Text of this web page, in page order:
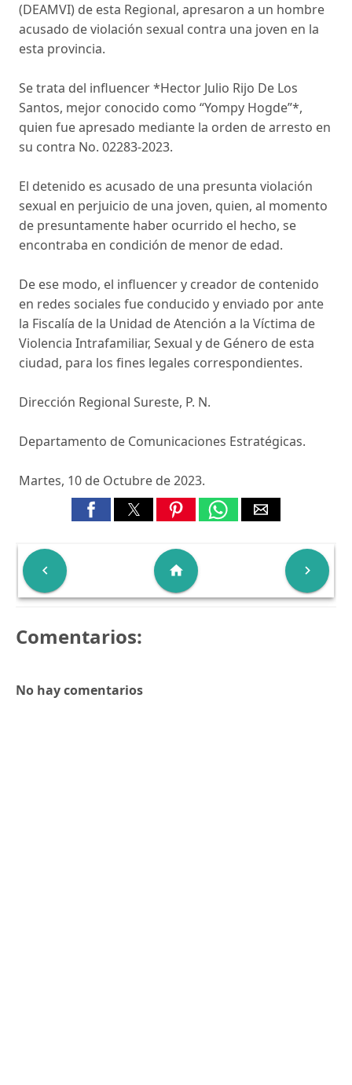
(DEAMVI) de esta Regional, apresaron a un hombre
acusado de violación sexual contra una joven en la
esta provincia.
Se trata del influencer *Hector Julio Rijo De Los
Santos, mejor conocido como “Yompy Hogde”*,
quien fue apresado mediante la orden de arresto en
su contra No. 02283-2023.
El detenido es acusado de una presunta violación
sexual en perjuicio de una joven, quien, al momento
de presuntamente haber ocurrido el hecho, se
encontraba en condición de menor de edad.
De ese modo, el influencer y creador de contenido
en redes sociales fue conducido y enviado por ante
la Fiscalía de la Unidad de Atención a la Víctima de
Violencia Intrafamiliar, Sexual y de Género de esta
ciudad, para los fines legales correspondientes.
Dirección Regional Sureste, P. N.
Departamento de Comunicaciones Estratégicas.
Martes, 10 de Octubre de 2023.
 
home
Comentarios:
No hay comentarios